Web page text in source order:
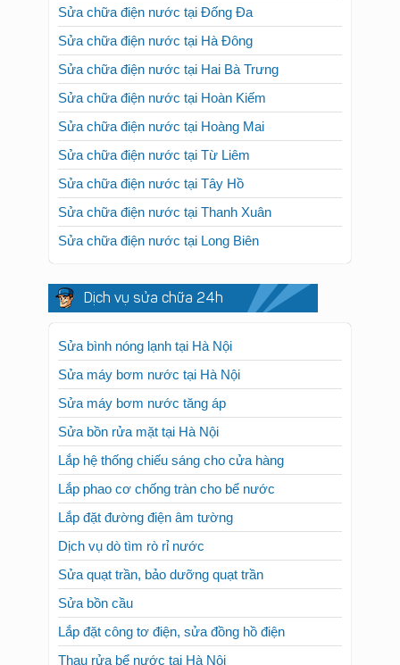
Sửa chữa điện nước tại Đống Đa
Sửa chữa điện nước tại Hà Đông
Sửa chữa điện nước tại Hai Bà Trưng
Sửa chữa điện nước tại Hoàn Kiếm
Sửa chữa điện nước tại Hoàng Mai
Sửa chữa điện nước tại Từ Liêm
Sửa chữa điện nước tại Tây Hồ
Sửa chữa điện nước tại Thanh Xuân
Sửa chữa điện nước tại Long Biên
Dịch vụ sửa chữa 24h
Sửa bình nóng lạnh tại Hà Nội
Sửa máy bơm nước tại Hà Nội
Sửa máy bơm nước tăng áp
Sửa bồn rửa mặt tại Hà Nội
Lắp hệ thống chiếu sáng cho cửa hàng
Lắp phao cơ chống tràn cho bể nước
Lắp đặt đường điện âm tường
Dịch vụ dò tìm rò rỉ nước
Sửa quạt trần, bảo dưỡng quạt trần
Sửa bồn cầu
Lắp đặt công tơ điện, sửa đồng hồ điện
Thau rửa bể nước tại Hà Nội